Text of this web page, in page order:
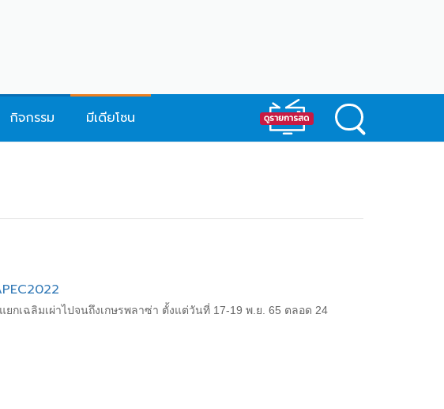
กิจกรรม มีเดียโซน
กเฉลิมเผ่าไปจนถึงเกษรพลาซ่า ตั้งแต่วันที่ 17-19 พ.ย. 65 ตลอด 24